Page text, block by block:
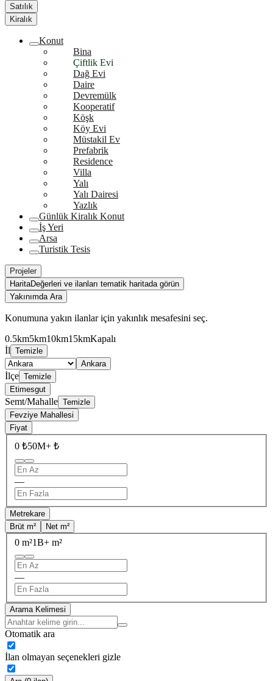
Satılık
Kiralık
Konut
Bina
Çiftlik Evi
Dağ Evi
Daire
Devremülk
Kooperatif
Köşk
Köy Evi
Müstakil Ev
Prefabrik
Residence
Villa
Yalı
Yalı Dairesi
Yazlık
Günlük Kiralık Konut
İş Yeri
Arsa
Turistik Tesis
Projeler
HaritaDeğerleri ve ilanları tematik haritada görün
Yakınımda Ara
Konumuna yakın ilanlar için yakınlık mesafesini seç.
0.5km5km10km15kmKapalı
İl Temizle
Ankara
İlçe Temizle
Etimesgut
Semt/Mahalle Temizle
Fevziye Mahallesi
Fiyat
0 ₺50M+ ₺
—
Metrekare
Brüt m²
Net m²
0 m²1B+ m²
—
Arama Kelimesi
Otomatik ara
İlan olmayan seçenekleri gizle